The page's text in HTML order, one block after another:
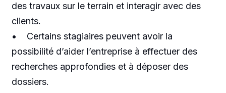
des travaux sur le terrain et interagir avec des
clients.
• Certains stagiaires peuvent avoir la
possibilité d’aider l’entreprise à effectuer des
recherches approfondies et à déposer des
dossiers.